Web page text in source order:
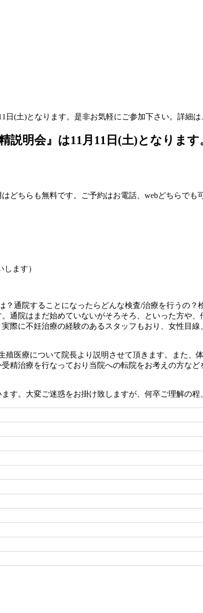
(土)となります。是非お気軽にご参加下さい。詳細は
説明会』は11月11日(土)となりま
どちらも無料です。ご予約はお電話、webどちらでも
ます）
通院することになったらどんな検査/治療を行うの
通院はまだ始めていないがそろそろ、といった方や
際に不妊治療の経験のあるスタッフもおり、女性目
医療について院長より説明させて頂きます。また、
精治療を行なっており当院への転院をお考えの方な
す。大変ご迷惑をお掛け致しますが、何卒ご理解の程